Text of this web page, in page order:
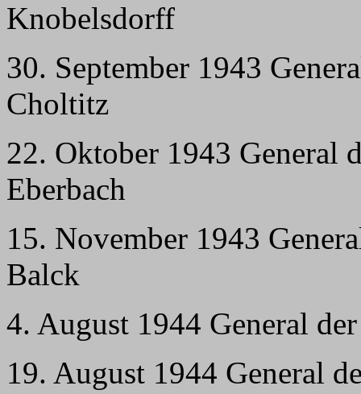
Knobelsdorff
30. September 1943
Choltitz
22. Oktober 1943 General
Eberbach
15. November 1943
Balck
4. August 1944 General
19. August 1944 General